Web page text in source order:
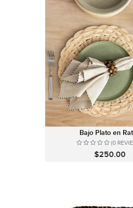
Bajo Plato en
(0
$250.00